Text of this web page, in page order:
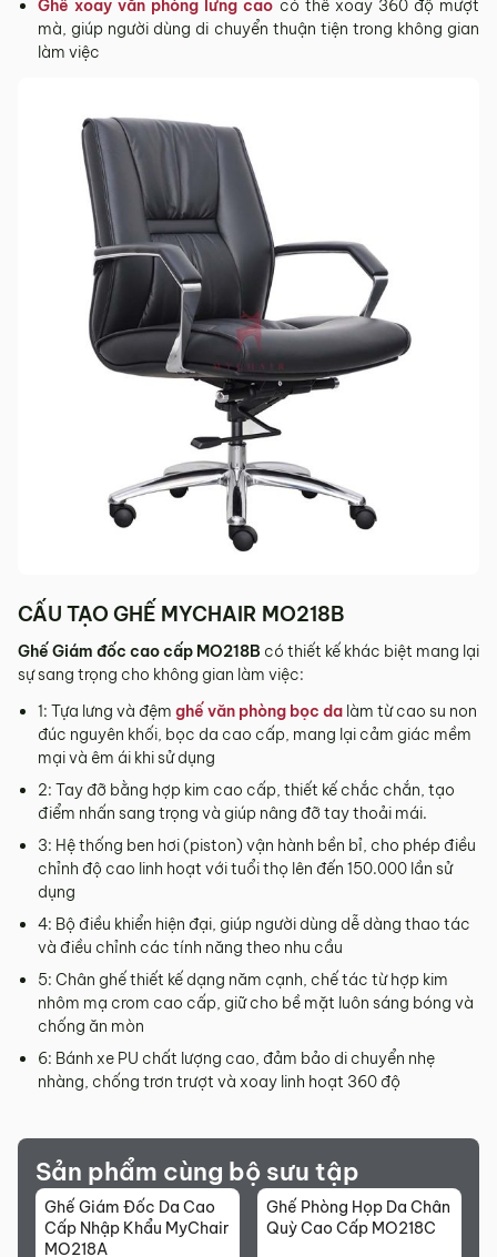
Ghế xoay văn phòng lưng cao có thể xoay 360 độ mượt
mà, giúp người dùng di chuyển thuận tiện trong không gian
làm việc
CẤU TẠO GHẾ MYCHAIR MO218B
Ghế Giám đốc cao cấp MO218B có thiết kế khác biệt mang lại
sự sang trọng cho không gian làm việc:
1: Tựa lưng và đệm ghế văn phòng bọc da làm từ cao su non
đúc nguyên khối, bọc da cao cấp, mang lại cảm giác mềm
mại và êm ái khi sử dụng
2: Tay đỡ bằng hợp kim cao cấp, thiết kế chắc chắn, tạo
điểm nhấn sang trọng và giúp nâng đỡ tay thoải mái.
3: Hệ thống ben hơi (piston) vận hành bền bỉ, cho phép điều
chỉnh độ cao linh hoạt với tuổi thọ lên đến 150.000 lần sử
dụng
4: Bộ điều khiển hiện đại, giúp người dùng dễ dàng thao tác
và điều chỉnh các tính năng theo nhu cầu
5: Chân ghế thiết kế dạng năm cạnh, chế tác từ hợp kim
nhôm mạ crom cao cấp, giữ cho bề mặt luôn sáng bóng và
chống ăn mòn
6: Bánh xe PU chất lượng cao, đảm bảo di chuyển nhẹ
nhàng, chống trơn trượt và xoay linh hoạt 360 độ
Sản phẩm cùng bộ sưu tập
Ghế Giám Đốc Da Cao
Cấp Nhập Khẩu MyChair
MO218A
Ghế Phòng Họp Da Chân
Quỳ Cao Cấp MO218C